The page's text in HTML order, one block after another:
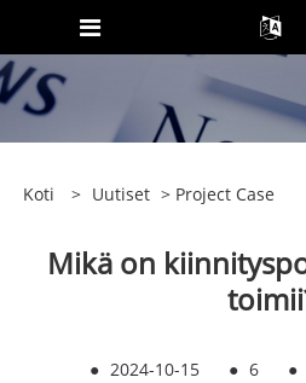
Koti > Uutiset > Project Case
Mikä on
● 2024-10-15 ● 6 ●